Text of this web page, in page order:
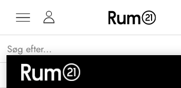
Få 15 % på Grythyttan Stålmöbler* →